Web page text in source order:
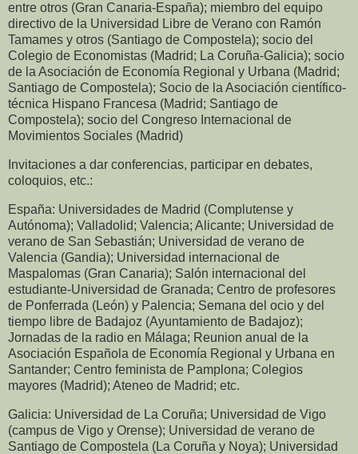
entre otros (Gran Canaria-España); miembro del equipo
directivo de la Universidad Libre de Verano con Ramón
Tamames y otros (Santiago de Compostela); socio del
Colegio de Economistas (Madrid; La Coruña-Galicia); socio
de la Asociación de Economía Regional y Urbana (Madrid;
Santiago de Compostela); Socio de la Asociación científico-
técnica Hispano Francesa (Madrid; Santiago de
Compostela); socio del Congreso Internacional de
Movimientos Sociales (Madrid)
Invitaciones a dar conferencias, participar en debates,
coloquios, etc.:
España: Universidades de Madrid (Complutense y
Autónoma); Valladolid; Valencia; Alicante; Universidad de
verano de San Sebastián; Universidad de verano de
Valencia (Gandia); Universidad internacional de
Maspalomas (Gran Canaria); Salón internacional del
estudiante-Universidad de Granada; Centro de profesores
de Ponferrada (León) y Palencia; Semana del ocio y del
tiempo libre de Badajoz (Ayuntamiento de Badajoz);
Jornadas de la radio en Málaga; Reunion anual de la
Asociación Española de Economía Regional y Urbana en
Santander; Centro feminista de Pamplona; Colegios
mayores (Madrid); Ateneo de Madrid; etc.
Galicia: Universidad de La Coruña; Universidad de Vigo
(campus de Vigo y Orense); Universidad de verano de
Santiago de Compostela (La Coruña y Noya); Universidad